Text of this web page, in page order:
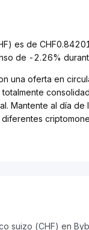
es de
de -2.26%
una oferta en
Mantente al día
suizo (CHF) en